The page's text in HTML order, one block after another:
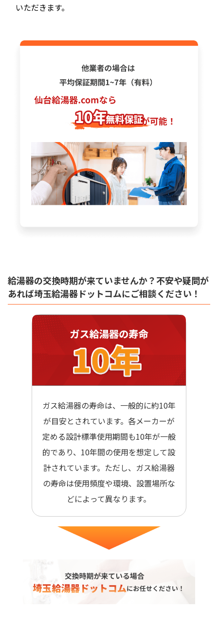
いただきます。
給湯器の交換時期が来ていませんか？不安や疑問が
あれば埼玉給湯器ドットコムにご相談ください！
ガス給湯器の寿命は、一般的に約10年
が目安とされています。各メーカーが
定める設計標準使用期間も10年が一般
的であり、10年間の使用を想定して設
計されています。ただし、ガス給湯器
の寿命は使用頻度や環境、設置場所な
どによって異なります。